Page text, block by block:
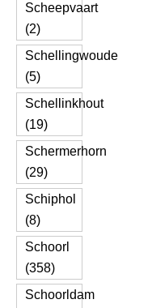
Scheepvaart
(2)
Schellingwoude
(5)
Schellinkhout
(19)
Schermerhorn
(29)
Schiphol
(8)
Schoorl
(358)
Schoorldam